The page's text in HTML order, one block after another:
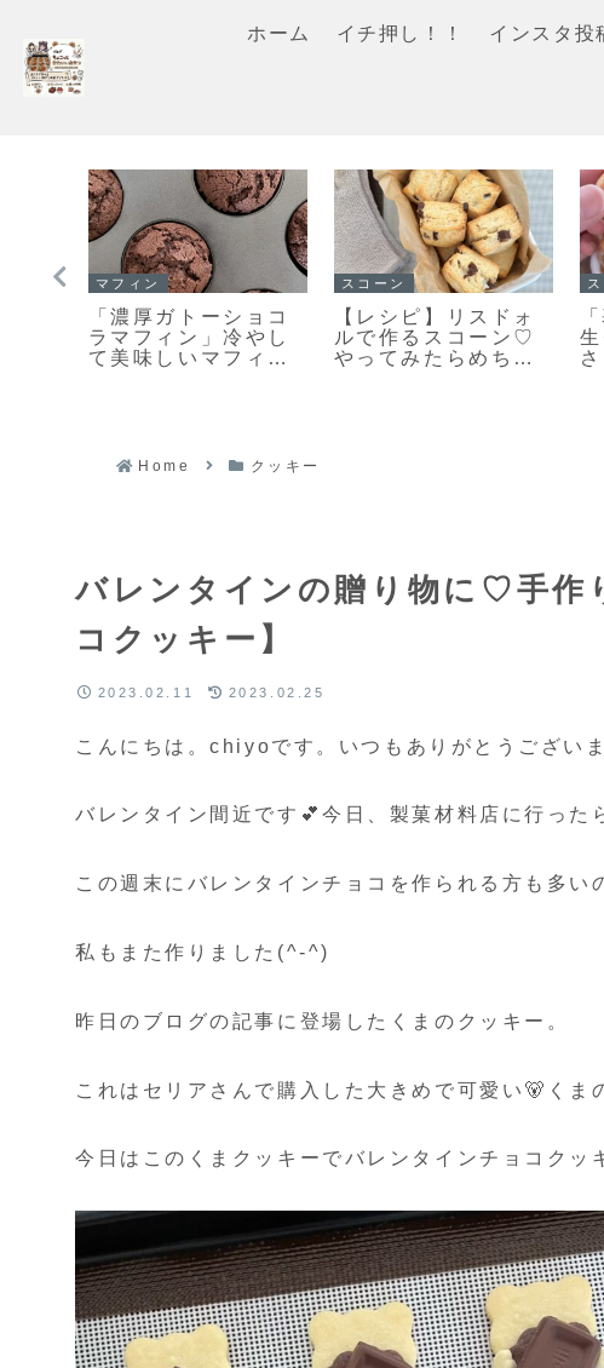
ホーム イチ押し！！ インスタ投
スコーン
手軽に作る♪とっても
美味しい♡見た目も
キレイなスコーン作
クッキー
「おやつ何がい
い？」あっという間
になくなります♡栗
Home クッキー
バレンタインの贈り物に♡手作
コクッキー】
2023.02.11 2023.02.25
こんにちは。chiyoです。いつもありがとうござい
バレンタイン間近です💕今日、製菓材料店に行った
この週末にバレンタインチョコを作られる方も多い
私もまた作りました(^-^)
昨日のブログの記事に登場したくまのクッキー。
これはセリアさんで購入した大きめで可愛い🐻くま
今日はこのくまクッキーでバレンタインチョコクッ